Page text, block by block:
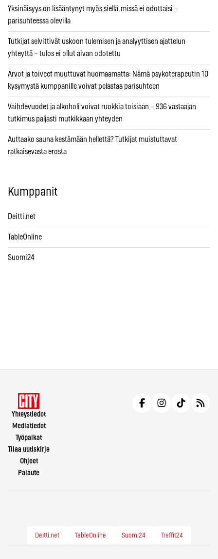
Yksinäisyys on lisääntynyt myös siellä, missä ei odottaisi –
parisuhteessa olevilla
Tutkijat selvittivät uskoon tulemisen ja analyyttisen ajattelun
yhteyttä – tulos ei ollut aivan odotettu
Arvot ja toiveet muuttuvat huomaamatta: Nämä psykoterapeutin 10
kysymystä kumppanille voivat pelastaa parisuhteen
Vaihdevuodet ja alkoholi voivat ruokkia toisiaan – 936 vastaajan
tutkimus paljasti mutkikkaan yhteyden
Auttaako sauna kestämään hellettä? Tutkijat muistuttavat
ratkaisevasta erosta
Kumppanit
Deitti.net
TableOnline
Suomi24
Yhteystiedot
Mediatiedot
Työpaikat
Tilaa uutiskirje
Ohjeet
Palaute
Deitti.net TableOnline Suomi24 Treffit24